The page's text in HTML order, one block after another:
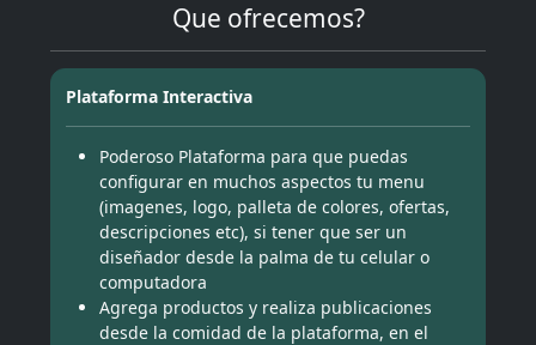
Que ofrecemos?
Plataforma Interactiva
Poderoso Plataforma para que puedas
configurar en muchos aspectos tu menu
(imagenes, logo, palleta de colores, ofertas,
descripciones etc), si tener que ser un
diseñador desde la palma de tu celular o
computadora
Agrega productos y realiza publicaciones
desde la comidad de la plataforma, en el